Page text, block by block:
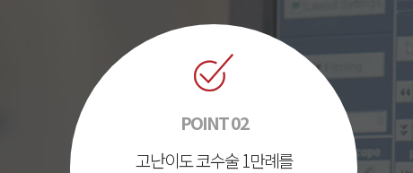
POINT 02
고난이도 코수술 1만례를